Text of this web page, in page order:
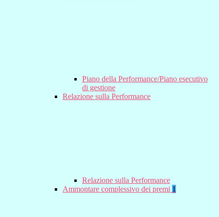
Piano della Performance/Piano esecutivo
di gestione
Relazione sulla Performance
Relazione sulla Performance
Ammontare complessivo dei premi 1